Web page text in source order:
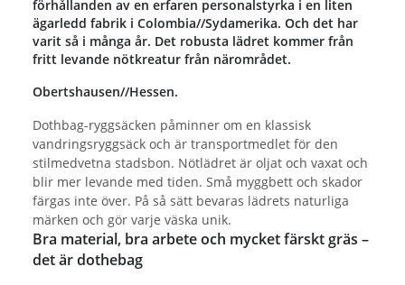
förhållanden av en erfaren personalstyrka i en liten
ägarledd fabrik i Colombia//Sydamerika. Och det har
varit så i många år. Det robusta lädret kommer från
fritt levande nötkreatur från närområdet.
Obertshausen//Hessen.
Dothbag-ryggsäcken påminner om en klassisk
vandringsryggsäck och är transportmedlet för den
stilmedvetna stadsbon. Nötlädret är oljat och vaxat och
blir mer levande med tiden. Små myggbett och skador
färgas inte över. På så sätt bevaras lädrets naturliga
märken och gör varje väska unik.
Bra material, bra arbete och mycket färskt gräs –
det är dothebag